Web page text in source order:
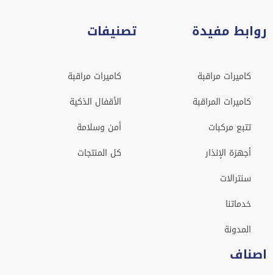
روابط مفيدة
كاميرات مراقبة
كاميرات المراقبة
تتبع مركبات
أجهزة الإنذار
سنترالات
خدماتنا
المدونة
تصنيفات
كاميرات مراقبة
الأقفال الذكية
أمن وسلامة
كل المنتجات
اصناف